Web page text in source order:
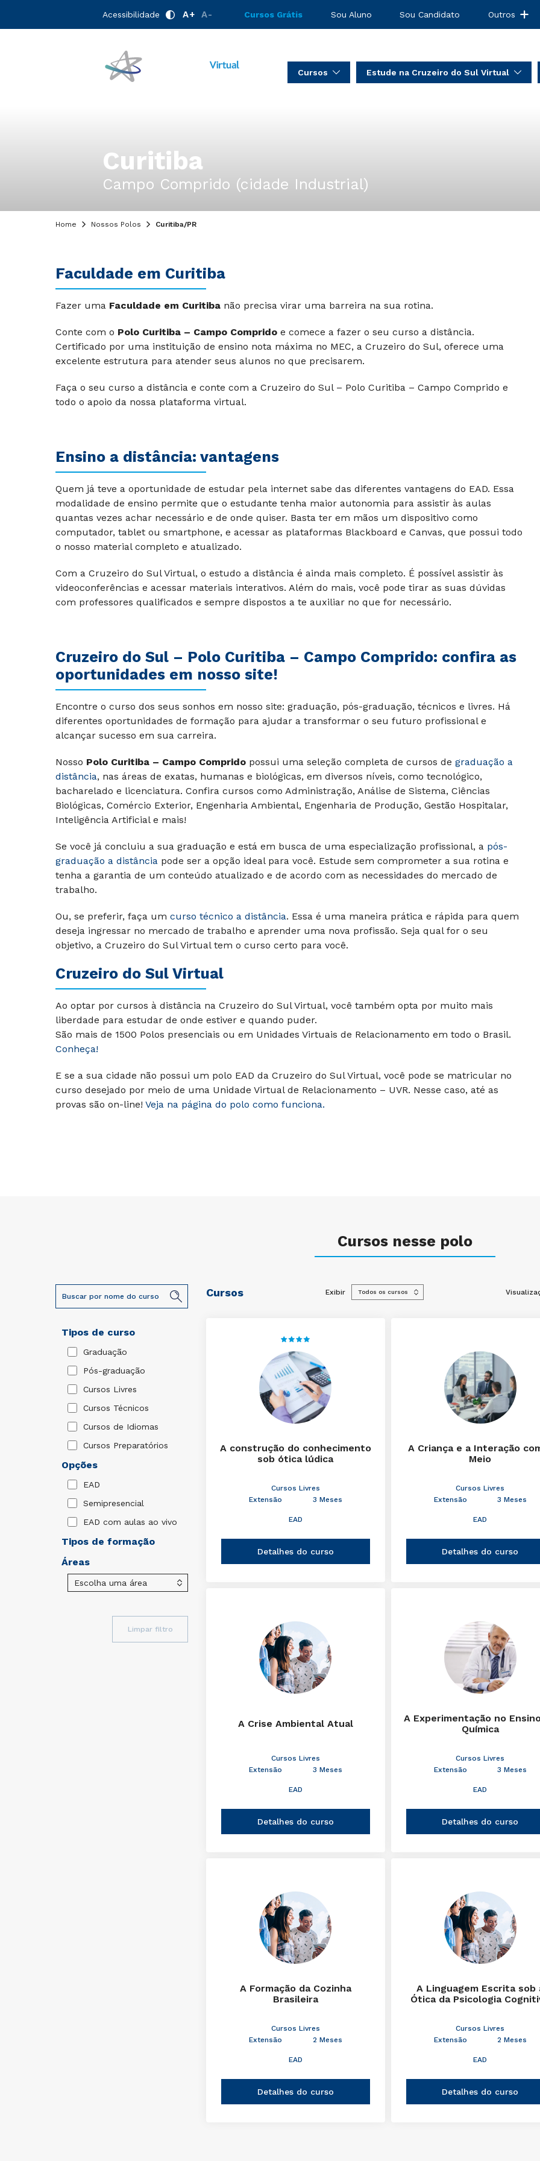
Acessibilidade A+ A- Cursos Grátis Sou Aluno Sou Candidato Outros
Cursos Estude na Cruzeiro do Sul Virtual
Curitiba
Campo Comprido (cidade Industrial)
Home Nossos Polos Curitiba/PR
Faculdade‌ em ‌Curitiba
Fazer‌ uma ‌‌ Faculdade‌ ‌em Curitiba não‌ ‌precisa‌ ‌virar‌ ‌uma‌ ‌barreira‌ ‌na‌ ‌sua‌ ‌rotina.‌
Conte com o Polo Curitiba – Campo Comprido e comece a fazer o seu curso a distância.
Certificado por uma instituição de ensino nota máxima no MEC, a Cruzeiro do Sul, oferece uma
excelente estrutura para atender seus alunos no que precisarem.
Faça o seu curso a distância e conte com a Cruzeiro do Sul – Polo Curitiba – Campo Comprido e
todo o apoio da nossa plataforma virtual.
Ensino a distância: vantagens
Quem já teve a oportunidade de estudar pela internet sabe das diferentes vantagens do EAD. Essa
modalidade de ensino permite que o estudante tenha maior autonomia para assistir às aulas
quantas vezes achar necessário e de onde quiser. Basta ter em mãos um dispositivo como
computador, tablet ou smartphone, e acessar as plataformas Blackboard e Canvas, que possui todo
o nosso material completo e atualizado.
Com a Cruzeiro do Sul Virtual, o estudo a distância é ainda mais completo. É possível assistir às
videoconferências e acessar materiais interativos. Além do mais, você pode tirar as suas dúvidas
com professores qualificados e sempre dispostos a te auxiliar no que for necessário.
Cruzeiro do Sul – Polo Curitiba – Campo Comprido: confira as
oportunidades em nosso site!
Encontre o curso dos seus sonhos em nosso site: graduação, pós-graduação, técnicos e livres. Há
diferentes oportunidades de formação para ajudar a transformar o seu futuro profissional e
alcançar sucesso em sua carreira.
Nosso Polo Curitiba – Campo Comprido possui uma seleção completa de cursos de graduação a
distância, nas áreas de exatas, humanas e biológicas, em diversos níveis, como tecnológico,
bacharelado e licenciatura. Confira cursos como Administração, Análise de Sistema, Ciências
Biológicas, Comércio Exterior, Engenharia Ambiental, Engenharia de Produção, Gestão Hospitalar,
Inteligência Artificial e mais!
Se você já concluiu a sua graduação e está em busca de uma especialização profissional, a pós-
graduação a distância pode ser a opção ideal para você. Estude sem comprometer a sua rotina e
tenha a garantia de um conteúdo atualizado e de acordo com as necessidades do mercado de
trabalho.
Ou, se preferir, faça um curso técnico a distância. Essa é uma maneira prática e rápida para quem
deseja ingressar no mercado de trabalho e aprender uma nova profissão. Seja qual for o seu
objetivo, a Cruzeiro do Sul Virtual tem o curso certo para você.
Cruzeiro do Sul Virtual
Ao optar por cursos à distância na Cruzeiro do Sul Virtual, você também opta por muito mais
liberdade para estudar de onde estiver e quando puder.
São mais de 1500 Polos presenciais ou em Unidades Virtuais de Relacionamento em todo o Brasil.
Conheça!
E se a sua cidade não possui um polo EAD da Cruzeiro do Sul Virtual, você pode se matricular no
curso desejado por meio de uma Unidade Virtual de Relacionamento – UVR. Nesse caso, até as
provas são on-line! Veja na página do polo como funciona.
Cursos nesse polo
Tipos de curso
Graduação
Pós-graduação
Cursos Livres
Cursos Técnicos
Cursos de Idiomas
Cursos Preparatórios
Opções
EAD
Semipresencial
EAD com aulas ao vivo
Tipos de formação
Áreas
Limpar filtro
Cursos Exibir
A construção do conhecimento
sob ótica lúdica
Cursos Livres
Extensão
3 Meses
EAD
Detalhes do curso
A Criança e a Interação
Meio
Cursos Livres
Extensão
3 Meses
EAD
Detalhes do curso
A Crise Ambiental Atual
Cursos Livres
Extensão
3 Meses
EAD
Detalhes do curso
A Experimentação no
Química
Cursos Livres
Extensão
3 Meses
EAD
Detalhes do curso
A Formação da Cozinha
Brasileira
Cursos Livres
Extensão
2 Meses
EAD
Detalhes do curso
A Linguagem Escrita sob
Ótica da Psicologia
Cursos Livres
Extensão
2 Meses
EAD
Detalhes do curso